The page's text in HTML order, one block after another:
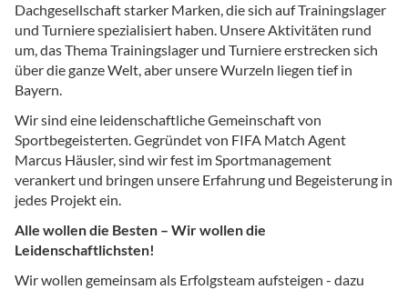
Dachgesellschaft starker Marken, die sich auf Trainingslager
und Turniere spezialisiert haben. Unsere Aktivitäten rund
um, das Thema Trainingslager und Turniere erstrecken sich
über die ganze Welt, aber unsere Wurzeln liegen tief in
Bayern.
Wir sind eine leidenschaftliche Gemeinschaft von
Sportbegeisterten. Gegründet von FIFA Match Agent
Marcus Häusler, sind wir fest im Sportmanagement
verankert und bringen unsere Erfahrung und Begeisterung in
jedes Projekt ein.
Alle wollen die Besten – Wir wollen die
Leidenschaftlichsten!
Wir wollen gemeinsam als Erfolgsteam aufsteigen - dazu